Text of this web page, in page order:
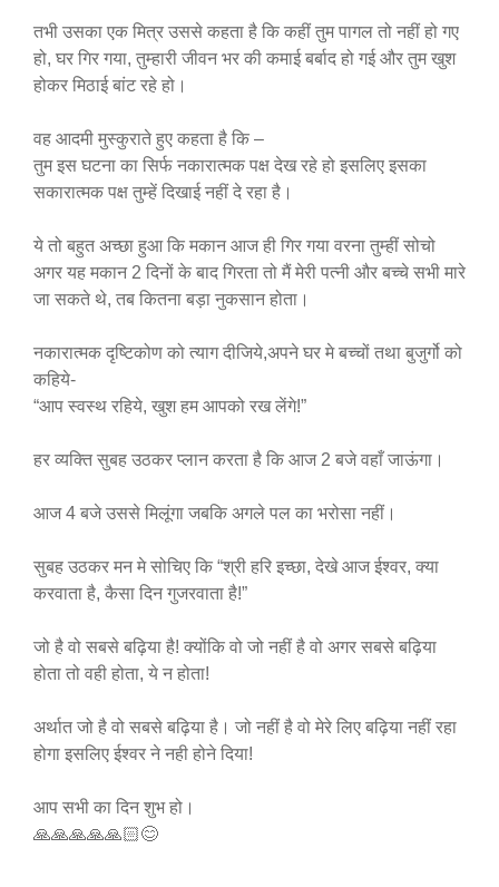
तभी उसका एक मित्र उससे कहता है कि कहीं तुम पागल तो नहीं हो गए
हो, घर गिर गया, तुम्हारी जीवन भर की कमाई बर्बाद हो गई और तुम खुश
होकर मिठाई बांट रहे हो।
वह आदमी मुस्कुराते हुए कहता है कि –
तुम इस घटना का सिर्फ नकारात्मक पक्ष देख रहे हो इसलिए इसका
सकारात्मक पक्ष तुम्हें दिखाई नहीं दे रहा है।
ये तो बहुत अच्छा हुआ कि मकान आज ही गिर गया वरना तुम्हीं सोचो
अगर यह मकान 2 दिनों के बाद गिरता तो मैं मेरी पत्नी और बच्चे सभी मारे
जा सकते थे, तब कितना बड़ा नुकसान होता।
नकारात्मक दृष्टिकोण को त्याग दीजिये,अपने घर मे बच्चों तथा बुजुर्गो को
कहिये-
“आप स्वस्थ रहिये, खुश हम आपको रख लेंगे!”
हर व्यक्ति सुबह उठकर प्लान करता है कि आज 2 बजे वहाँ जाऊंगा।
आज 4 बजे उससे मिलूंगा जबकि अगले पल का भरोसा नहीं।
सुबह उठकर मन मे सोचिए कि “श्री हरि इच्छा, देखे आज ईश्वर, क्या
करवाता है, कैसा दिन गुजरवाता है!”
जो है वो सबसे बढ़िया है! क्योंकि वो जो नहीं है वो अगर सबसे बढ़िया
होता तो वही होता, ये न होता!
अर्थात जो है वो सबसे बढ़िया है। जो नहीं है वो मेरे लिए बढ़िया नहीं रहा
होगा इसलिए ईश्वर ने नही होने दिया!
आप सभी का दिन शुभ हो।
🙏🙏🙏🙏🙏🏻😊